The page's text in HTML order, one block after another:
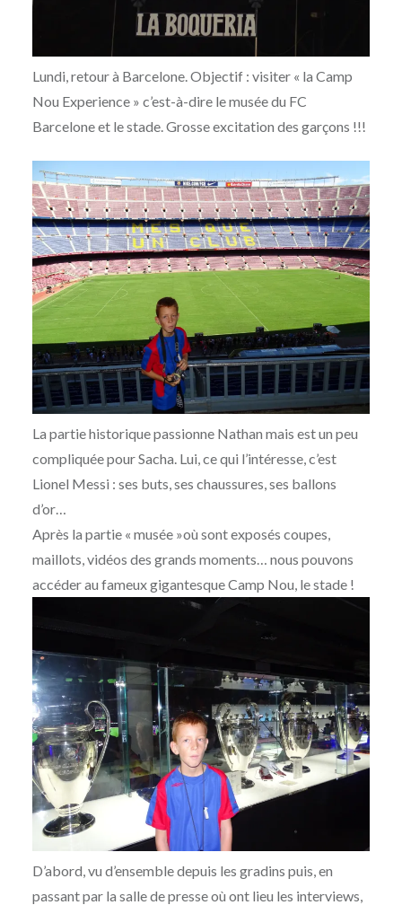
Lundi, retour à Barcelone. Objectif : visiter « la Camp
Nou Experience » c’est-à-dire le musée du FC
Barcelone et le stade. Grosse excitation des garçons !!!
La partie historique passionne Nathan mais est un peu
compliquée pour Sacha. Lui, ce qui l’intéresse, c’est
Lionel Messi : ses buts, ses chaussures, ses ballons
d’or…
Après la partie « musée »où sont exposés coupes,
maillots, vidéos des grands moments… nous pouvons
accéder au fameux gigantesque Camp Nou, le stade !
D’abord, vu d’ensemble depuis les gradins puis, en
passant par la salle de presse où ont lieu les interviews,